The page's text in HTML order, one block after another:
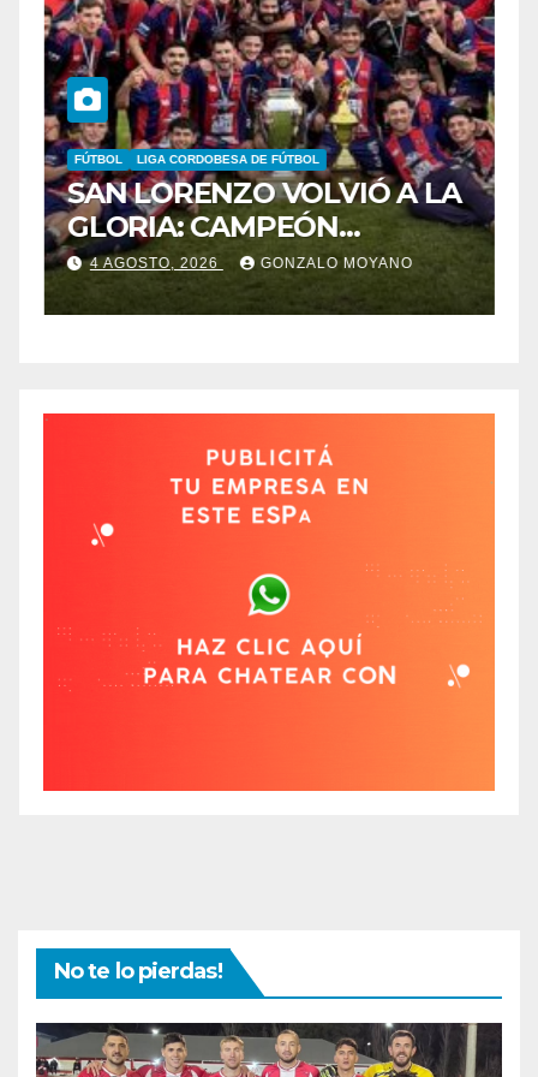
FÚTBOL LIGA CORDOBESA DE FÚTBOL
SAN LORENZO VOLVIÓ A LA
GLORIA: CAMPEÓN
DESPUÉS DE 42 AÑOS
4 AGOSTO, 2026 GONZALO MOYANO
No te lo pierdas!